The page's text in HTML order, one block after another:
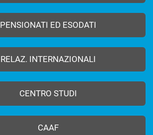
PENSIONATI ED ESODATI
RELAZ. INTERNAZIONALI
CENTRO STUDI
CAAF